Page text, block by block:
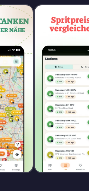
Str. 43 , 86179 Augsburg
Tankstelle
STR. 121 , 86165
STR. 18 , 86156
STR. 165 , 86163